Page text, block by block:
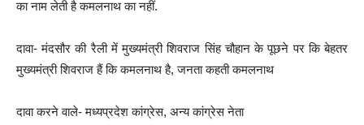
का नाम लेती है कमलनाथ का नहीं.
दावा- मंदसौर की रैली में मुख्यमंत्री शिवराज सिंह चौहान के पूछने पर कि बेहतर
मुख्यमंत्री शिवराज हैं कि कमलनाथ है, जनता कहती कमलनाथ
दावा करने वाले- मध्यप्रदेश कांग्रेस, अन्य कांग्रेस नेता